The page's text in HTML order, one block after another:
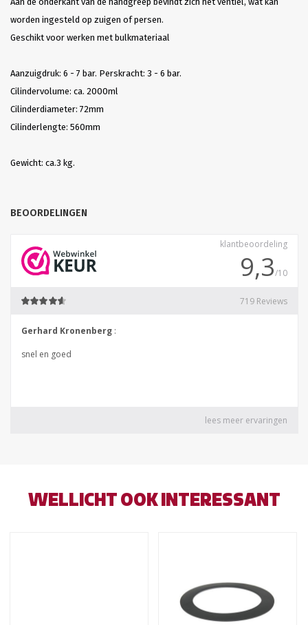
worden ingesteld op zuigen of persen.
Geschikt voor werken met bulkmateriaal
Aanzuigdruk: 6 - 7 bar. Perskracht: 3 - 6 bar.
Cilindervolume: ca. 2000ml
Cilinderdiameter: 72mm
Cilinderlengte: 560mm
Gewicht: ca.3 kg.
BEOORDELINGEN
WELLICHT OOK INTERESSANT